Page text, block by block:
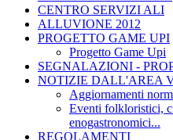
CENTRO SERVIZI ALI
ALLUVIONE 2012
PROGETTO GAME UPI
Progetto Game Upi
SEGNALAZIONI -
NOTIZIE DALL'AREA
Aggiornamenti
Eventi folkloristici,
enogastronomici...
REGOLAMENTI